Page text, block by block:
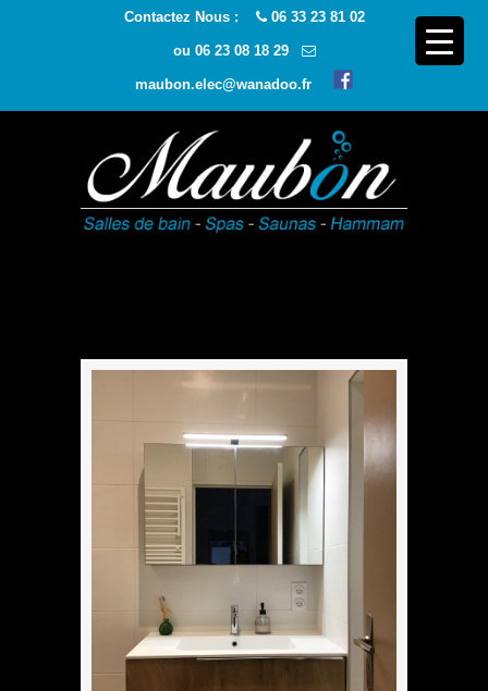
Contactez Nous : 06 33 23 81 02
ou 06 23 08 18 29
maubon.elec@wanadoo.fr